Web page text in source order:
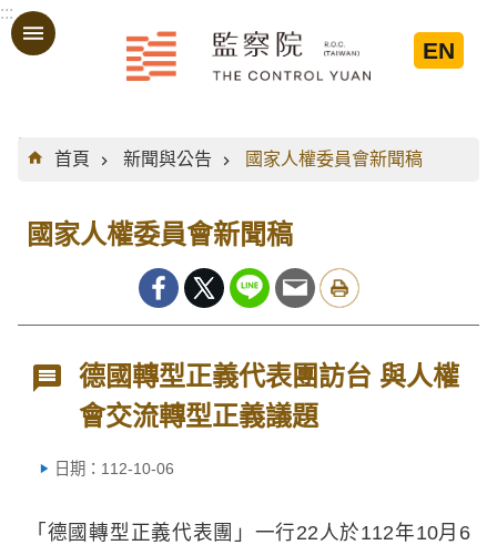
跳到主要內容區塊
:::
EN
:::
首頁
新聞與公告 國家人權委員會新聞稿
國家人權委員會新聞稿
德國轉型正義代表團訪台 與人權
會交流轉型正義議題
日期：112-10-06
「德國轉型正義代表團」一行22人於112年10月6